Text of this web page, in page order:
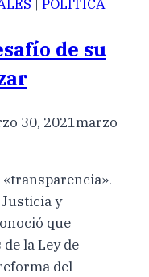
| POLÍTICA
de su
30, 2021marzo
y
que
la Ley de
del